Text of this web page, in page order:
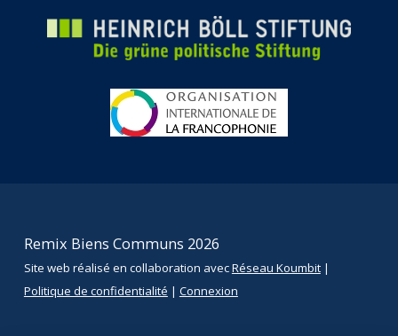
Remix Biens Communs 2026
Site web réalisé en collaboration avecRéseau Koumbit|
Politique de confidentialité | Connexion